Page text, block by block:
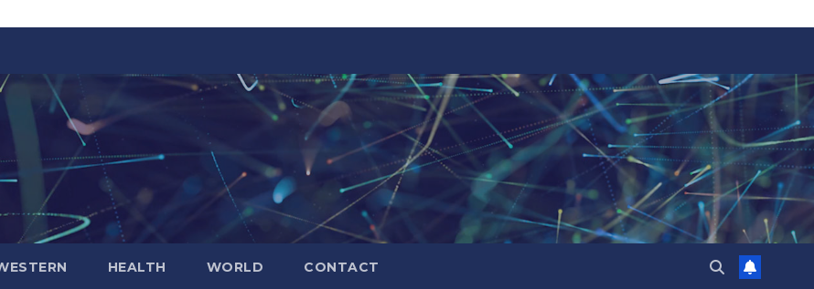
HEALTH WORLD CONTACT